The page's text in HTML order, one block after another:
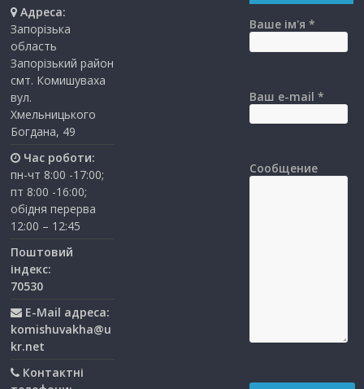
Адреса:
Запорізька
область
Запорізький район
смт. Комишуваха
вул.
Хмельницького
Богдана, 49
Час роботи:
пн-чт 8:00 -17:00;
пт 8:00 -16:00;
обідня перерва
12:00 – 12:45
Поштовий
індекс:
70530
E-Mail адреса:
komishuvakha@u
kr.net
Контактні
Ваше ім'я *
Ваш e-mail *
Сообщение